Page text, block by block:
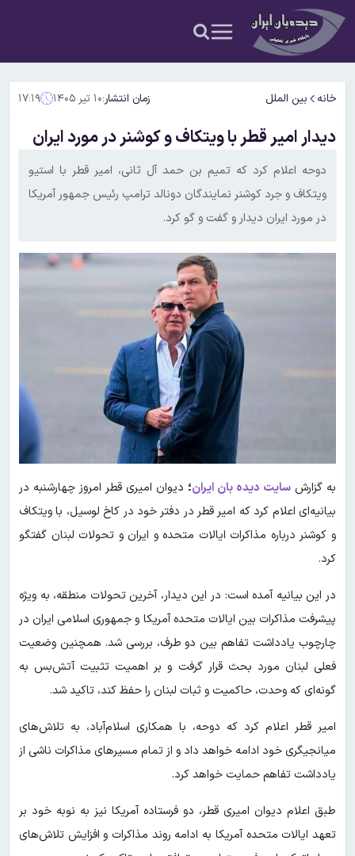
خانه بین الملل زمان انتشار:۱۰ تیر ۱۴۰۵ ۱۷:۱۹
دیدار امیر قطر با ویتکاف و کوشنر در مورد ایران
دوحه اعلام کرد که تمیم بن حمد آل ثانی، امیر قطر با استیو
ویتکاف و جرد کوشنر نمایندگان دونالد ترامپ رئیس جمهور آمریکا
در مورد ایران دیدار و گفت و گو کرد.
به گزارش سایت دیده بان ایران؛ دیوان امیری قطر امروز چهارشنبه در
بیانیه‌ای اعلام کرد که امیر قطر در دفتر خود در کاخ لوسیل، با ویتکاف
و کوشنر درباره مذاکرات ایالات متحده و ایران و تحولات لبنان گفتگو
کرد.
در این بیانیه آمده است: در این دیدار، آخرین تحولات منطقه، به ویژه
پیشرفت مذاکرات بین ایالات متحده آمریکا و جمهوری اسلامی ایران در
چارچوب یادداشت تفاهم بین دو طرف، بررسی شد. همچنین وضعیت
فعلی لبنان مورد بحث قرار گرفت و بر اهمیت تثبیت آتش‌بس به
گونه‌ای که وحدت، حاکمیت و ثبات لبنان را حفظ کند، تاکید شد.
امیر قطر اعلام کرد که دوحه، با همکاری اسلام‌آباد، به تلاش‌های
میانجیگری خود ادامه خواهد داد و از تمام مسیرهای مذاکرات ناشی از
یادداشت تفاهم حمایت خواهد کرد.
طبق اعلام دیوان امیری قطر، دو فرستاده آمریکا نیز به نوبه خود بر
تعهد ایالات متحده آمریکا به ادامه روند مذاکرات و افزایش تلاش‌های